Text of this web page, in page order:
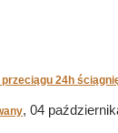
przeciągu 24h
, 04